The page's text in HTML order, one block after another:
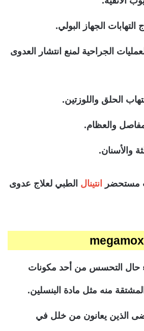
الجهاز البولي.
الجراحية لمنع انتشار العدوى
الحلق واللوزتين.
والعظام.
والأسنان.
مستحضر انتينال الطبي لعلاج عدوى
حال التحسس من أحد مكونات
المشتقة منه مثل مادة البنسلين.
الذين يعانون من خلل في